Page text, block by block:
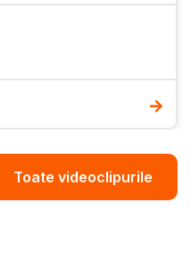
Toate videoclipurile